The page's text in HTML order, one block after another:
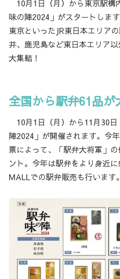
10月1日（月）から東京駅構
味の陣2024」がスタートしま
東京といったJR東日本エリア
井、鹿児島など東日本エリア
大集結！
全国から駅弁61品が
10月1日（月）から11月30日
陣2024」が開催されます。今
票によって、「駅弁大将軍」
ント。今年は駅弁をより身近
MALLでの駅弁販売も行います。